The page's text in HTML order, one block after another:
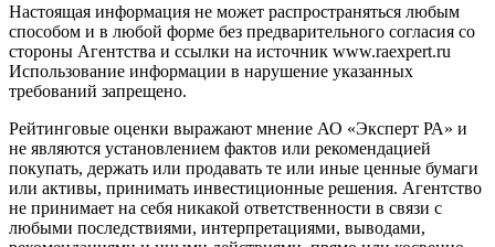
Настоящая информация не может распространяться любым
способом и в любой форме без предварительного согласия со
стороны Агентства и ссылки на источник www.raexpert.ru
Использование информации в нарушение указанных
требований запрещено.
Рейтинговые оценки выражают мнение АО «Эксперт РА» и
не являются установлением фактов или рекомендацией
покупать, держать или продавать те или иные ценные бумаги
или активы, принимать инвестиционные решения. Агентство
не принимает на себя никакой ответственности в связи с
любыми последствиями, интерпретациями, выводами,